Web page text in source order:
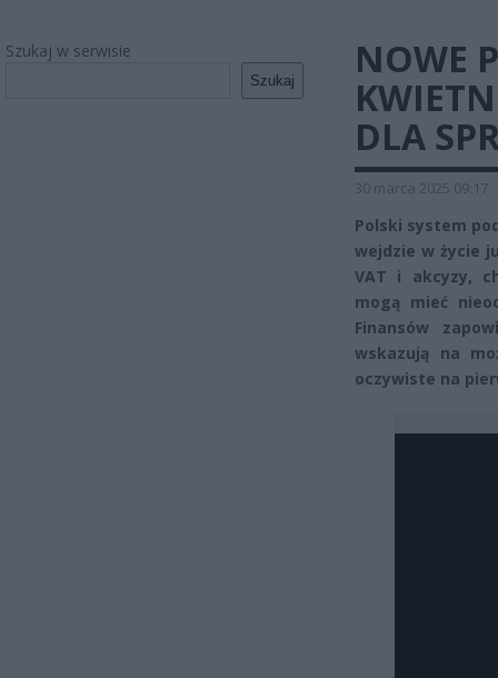
Szukaj w serwisie
Szukaj
NOWE
DLA
30 marca 2025 09:17
Polski system
wejdzie w życie
VAT i akcyzy,
mogą mieć
Finansów
wskazują na
oczywiste na